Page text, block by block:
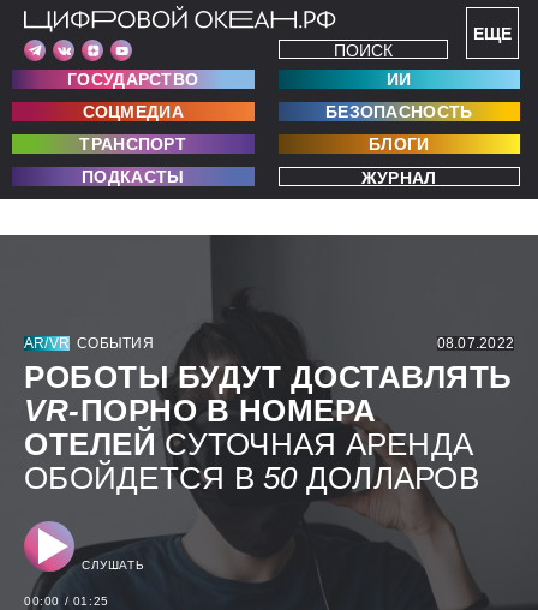
ЕЩЕ
ПОИСК
ГОСУДАРСТВО
ИИ
СОЦМЕДИА
БЕЗОПАСНОСТЬ
ТРАНСПОРТ
БЛОГИ
ПОДКАСТЫ
ЖУРНАЛ
AR/VR СОБЫТИЯ 08.07.2022
РОБОТЫ БУДУТ ДОСТАВЛЯТЬ
VR-ПОРНО В НОМЕРА
ОТЕЛЕЙ СУТОЧНАЯ АРЕНДА
ОБОЙДЕТСЯ В50 ДОЛЛАРОВ
СЛУШАТЬ
00:00 / 01:25